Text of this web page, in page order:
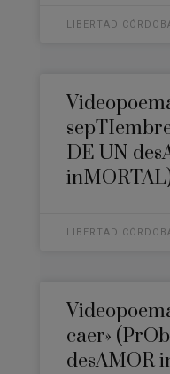
LIBERTAD
DE UN
LIBERTAD
caer»
desAMOR